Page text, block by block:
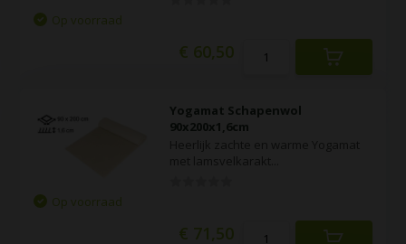
Op voorraad
€ 60,50
Yogamat Schapenwol
90x200x1,6cm
Op voorraad
€ 71,50